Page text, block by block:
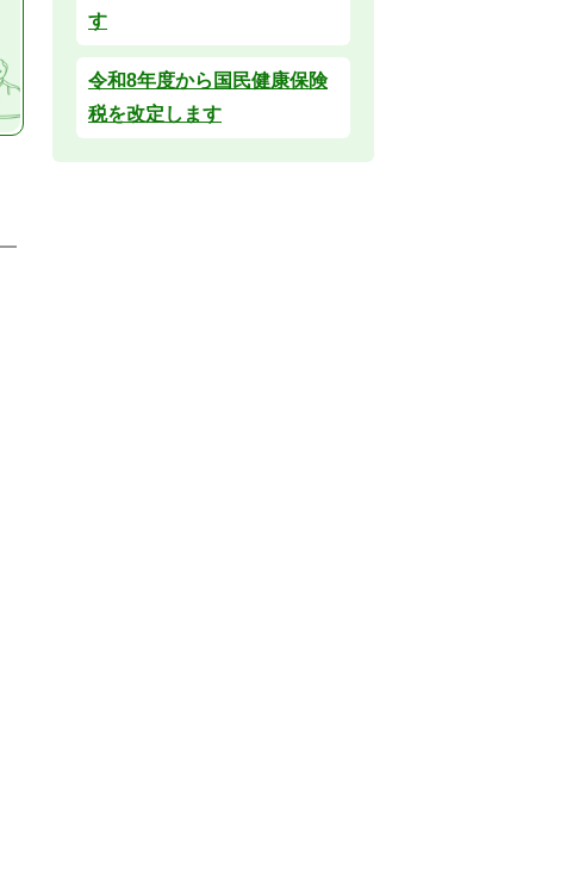
す
令和8年度から国民健康保険
税を改定します